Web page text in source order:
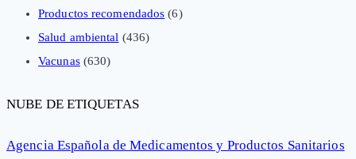
Productos recomendados (6)
Salud ambiental (436)
Vacunas(630)
NUBE DE ETIQUETAS
Agencia Española de Medicamentos y Productos Sanitarios